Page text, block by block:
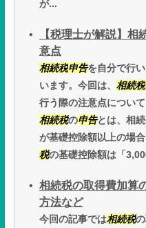
が...
【税理士が解説】相
意点
相続税申告を自分で行
います。今回は、 相続税
行う際の注意点について
相続税の申告とは、相
が基礎控除額以上の場
税の基礎控除額は「
相続税の取得費加算
方法など
今回の記事では相続税